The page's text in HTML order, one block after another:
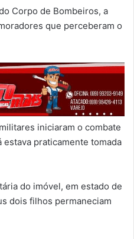
Corpo de Bombeiros, a
que perceberam o
iniciaram o combate
estava praticamente tomada
do imóvel, em estado de
dois filhos permaneciam